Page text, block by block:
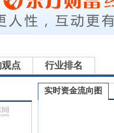
点 行业排名
实时资金流向图